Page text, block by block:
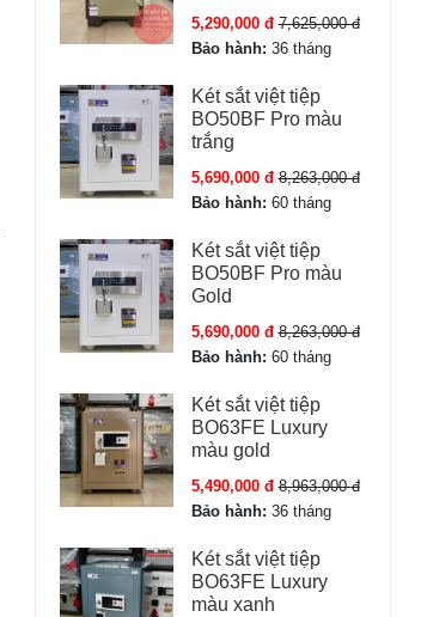
5,290,000 đ 7,625,000 đ
Bảo hành: 36 tháng
Két sắt việt tiệp
BO50BF Pro màu
trắng
5,690,000 đ 8,263,000 đ
Bảo hành: 60 tháng
Két sắt việt tiệp
BO50BF Pro màu
Gold
5,690,000 đ 8,263,000 đ
Bảo hành: 60 tháng
Két sắt việt tiệp
BO63FE Luxury
màu gold
5,490,000 đ 8,963,000 đ
Bảo hành: 36 tháng
Két sắt việt tiệp
BO63FE Luxury
màu xanh